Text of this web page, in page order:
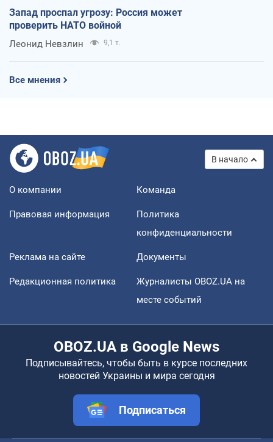
Запад проспал угрозу: Россия может
проверить НАТО войной
Леонид Невзлин 9,1 т.
Все мнения
В начало
О компании Команда
Правовая информация
Политика
конфиденциальности
Реклама на сайте Документы
Редакционная политика
Журналисты OBOZ.UA на
месте событий
OBOZ.UA в Google News
Подписывайтесь, чтобы быть в курсе последних
новостей Украины и мира сегодня
Подписаться